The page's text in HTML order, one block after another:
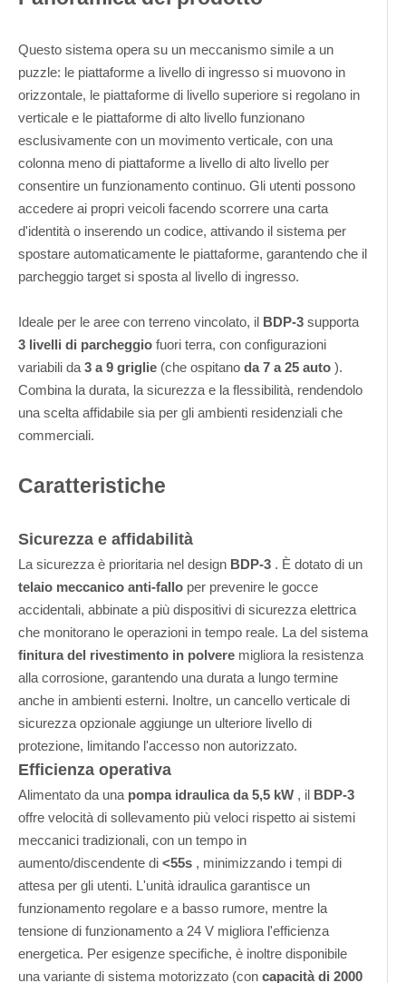
Questo sistema opera su un meccanismo simile a un
puzzle: le piattaforme a livello di ingresso si muovono in
orizzontale, le piattaforme di livello superiore si regolano in
verticale e le piattaforme di alto livello funzionano
esclusivamente con un movimento verticale, con una
colonna meno di piattaforme a livello di alto livello per
consentire un funzionamento continuo. Gli utenti possono
accedere ai propri veicoli facendo scorrere una carta
d'identità o inserendo un codice, attivando il sistema per
spostare automaticamente le piattaforme, garantendo che il
parcheggio target si sposta al livello di ingresso.
Ideale per le aree con terreno vincolato, il BDP-3 supporta
3 livelli di parcheggio fuori terra, con configurazioni
variabili da 3 a 9 griglie (che ospitano da 7 a 25 auto ).
Combina la durata, la sicurezza e la flessibilità, rendendolo
una scelta affidabile sia per gli ambienti residenziali che
commerciali.
Caratteristiche
Sicurezza e affidabilità
La sicurezza è prioritaria nel design BDP-3 . È dotato di un
telaio meccanico anti-fallo per prevenire le gocce
accidentali, abbinate a più dispositivi di sicurezza elettrica
che monitorano le operazioni in tempo reale. La del sistema
finitura del rivestimento in polvere migliora la resistenza
alla corrosione, garantendo una durata a lungo termine
anche in ambienti esterni. Inoltre, un cancello verticale di
sicurezza opzionale aggiunge un ulteriore livello di
protezione, limitando l'accesso non autorizzato.
Efficienza operativa
Alimentato da una pompa idraulica da 5,5 kW , il BDP-3
offre velocità di sollevamento più veloci rispetto ai sistemi
meccanici tradizionali, con un tempo in
aumento/discendente di <55s , minimizzando i tempi di
attesa per gli utenti. L'unità idraulica garantisce un
funzionamento regolare e a basso rumore, mentre la
tensione di funzionamento a 24 V migliora l'efficienza
energetica. Per esigenze specifiche, è inoltre disponibile
una variante di sistema motorizzato (con capacità di 2000